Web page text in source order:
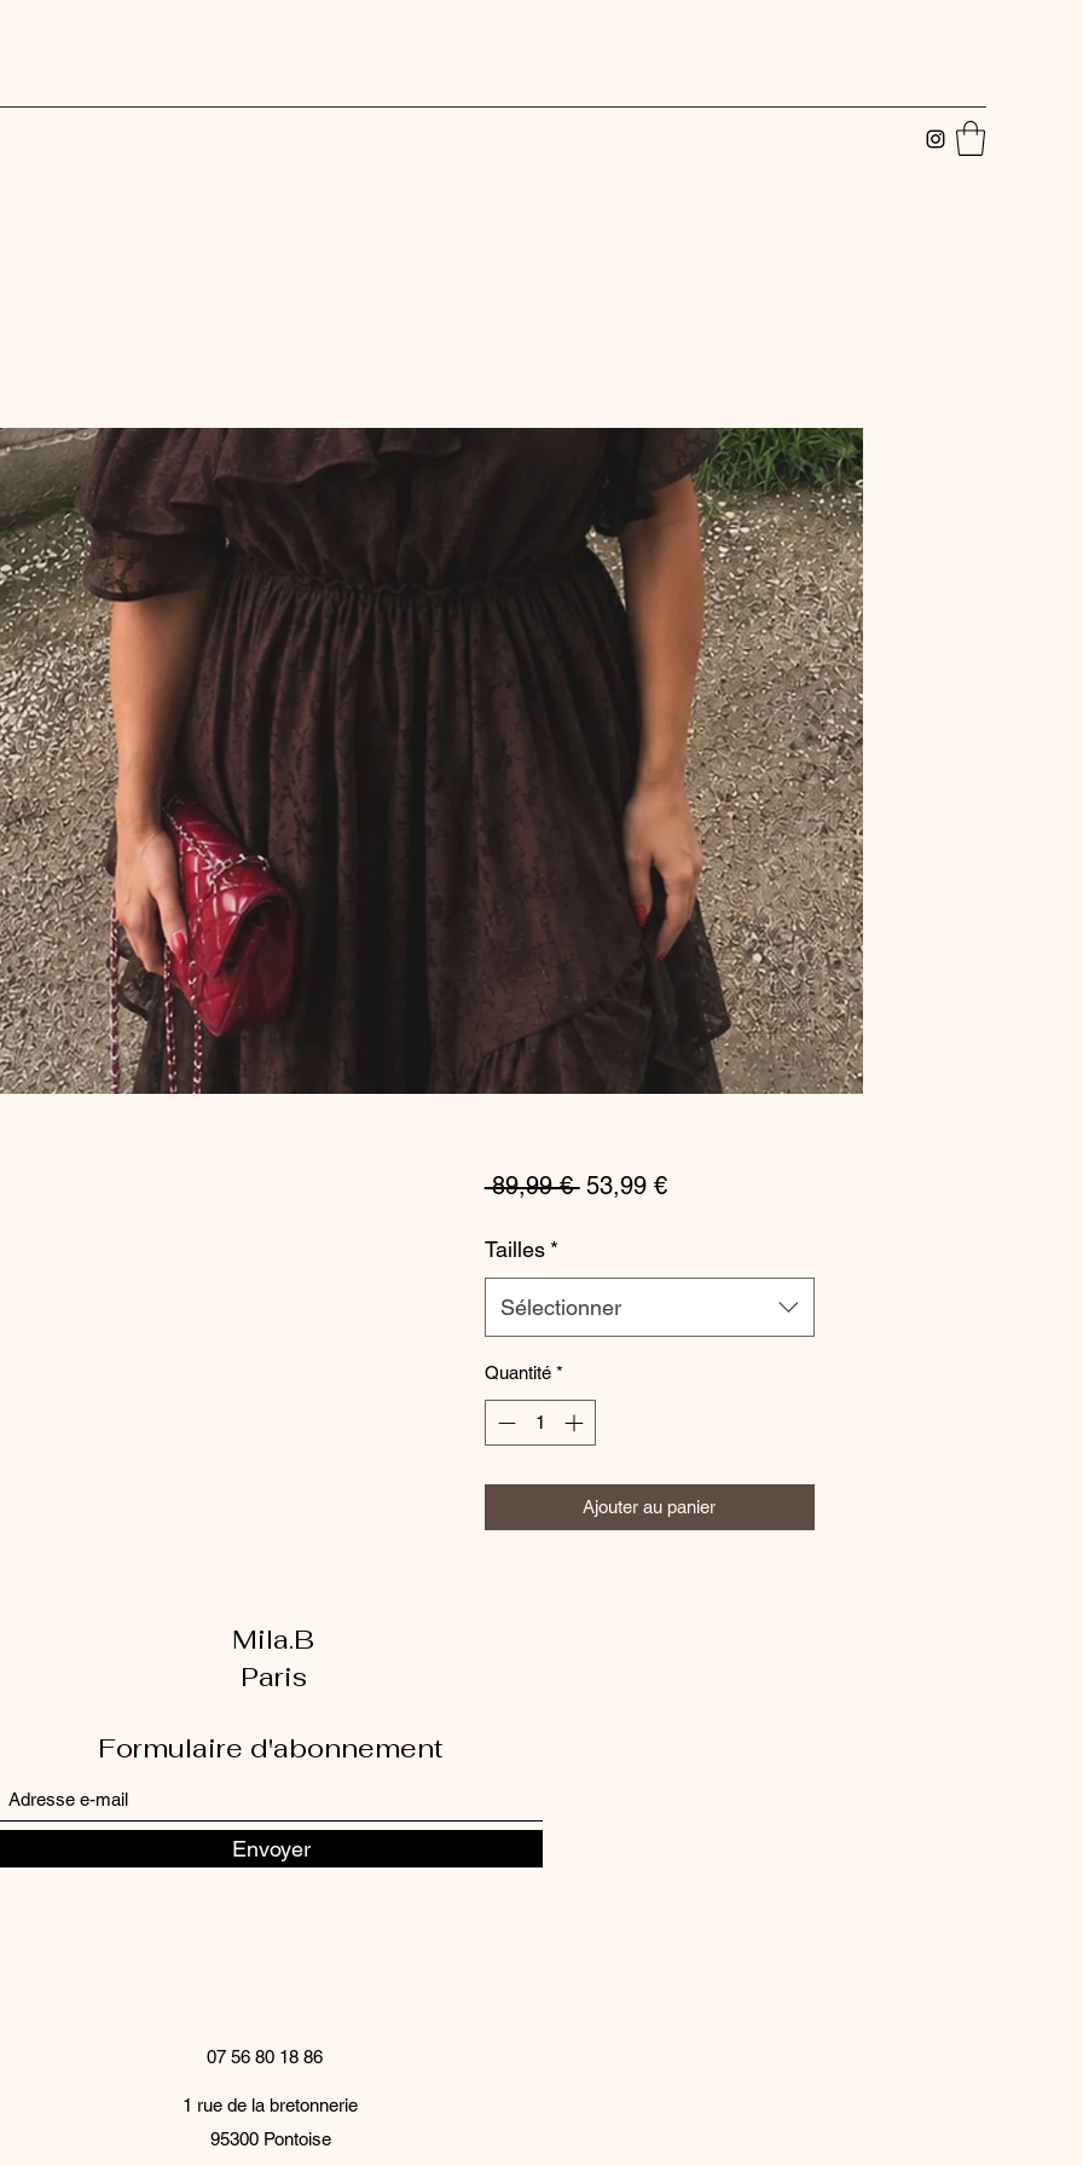
89,99 € Prix
53,99 €Prix
Tailles *
Sélectionner
Quantité *
Ajouter au panier
Mila.B
Paris
Formulaire d'abonnement
Envoyer
07 56 80 18 86
1 rue de la bretonnerie
95300 Pontoise